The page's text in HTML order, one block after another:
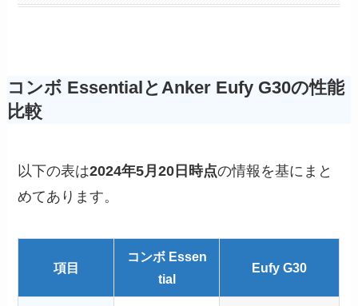
コンボ Essential とAnker Eufy G30の性能
比較
以下の表は2024年5月20日時点の情報を基にまと
めてあります。
項目
コンボ Essen
tial
Eufy G30